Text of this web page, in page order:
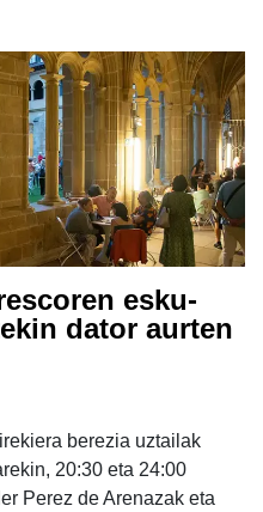
esku-
dator aurten
berezia uztailak
20:30 eta 24:00
Perez de Arenazak eta